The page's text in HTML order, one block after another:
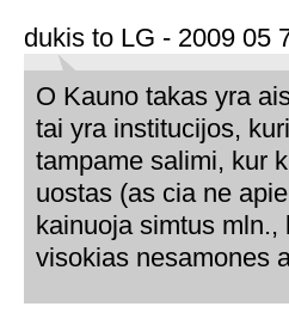
dukis to LG - 2009 05
O Kauno takas yra
tai yra institucijos,
tampame salimi, kur
uostas (as cia ne
kainuoja simtus mln.,
visokias nesamones